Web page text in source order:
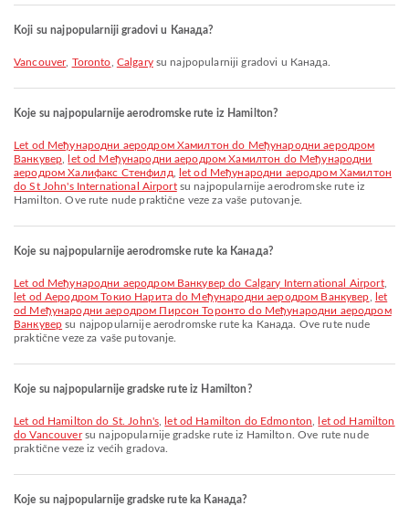
Koji su najpopularniji gradovi u Канада?
Vancouver, Toronto Calgarysu najpopularniji gradovi u Канада.
Koje su najpopularnije aerodromske rute iz Hamilton?
let od Међународни аеродром Хамилтон do Међународни аеродром
Ванкувер
let od Међународни аеродром Хамилтон do Међународни
аеродром Халифакс Стенфилд
let od Међународни аеродром Хамилтон
do St John's International Airportsu najpopularnije aerodromske rute iz
Hamilton. Ove rute nude praktične veze za vaše putovanje.
Koje su najpopularnije aerodromske rute ka Канада?
let od Међународни аеродром Ванкувер do Calgary International Airport,
let od Аеродром Токио Нарита do Међународни аеродром Ванкувер
let
od Међународни аеродром Пирсон Торонто do Међународни аеродром
Ванкувер su najpopularnije aerodromske rute ka Канада. Ove rute nude
praktične veze za vaše putovanje.
Koje su najpopularnije gradske rute iz Hamilton?
let od Hamilton do St. John's let od Hamilton do Edmonton
let od Hamilton
do Vancouversu najpopularnije gradske rute iz Hamilton. Ove rute nude
praktične veze iz većih gradova.
Koje su najpopularnije gradske rute ka Канада?